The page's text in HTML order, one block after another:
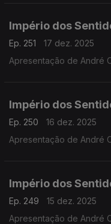
Império dos
Ep. 251
17 dez. 2025
Apresentação de André
Império dos
Ep. 250
16 dez. 2025
Apresentação de André
Império dos
Ep. 249
15 dez. 2025
Apresentação de André